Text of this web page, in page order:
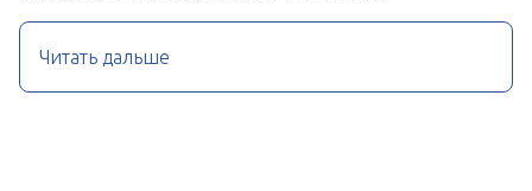
Читать дальше